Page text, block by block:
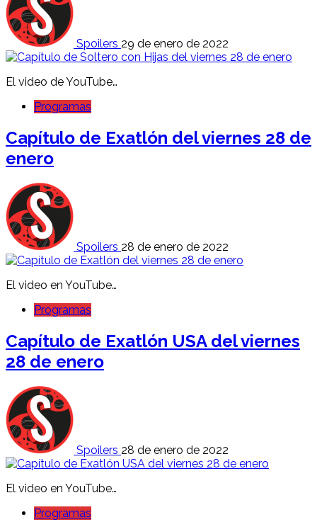
Spoilers 29 de enero de 2022
El video de YouTube…
Programas
Capítulo de Exatlón del viernes 28 de
enero
Spoilers 28 de enero de 2022
El video en YouTube…
Programas
Capítulo de Exatlón USA del viernes
28 de enero
Spoilers 28 de enero de 2022
El video en YouTube…
Programas